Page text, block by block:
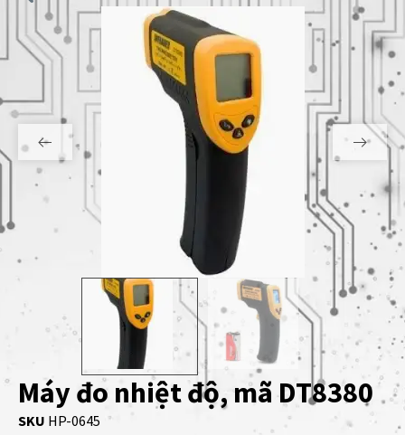
Máy đo nhiệt độ, mã DT8380
SKU HP-0645